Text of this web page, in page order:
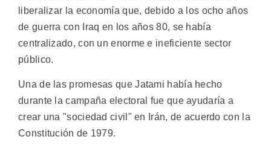
liberalizar la economía que, debido a los ocho años
de guerra con Iraq en los años 80, se había
centralizado, con un enorme e ineficiente sector
público.
Una de las promesas que Jatami había hecho
durante la campaña electoral fue que ayudaría a
crear una "sociedad civil" en Irán, de acuerdo con la
Constitución de 1979.